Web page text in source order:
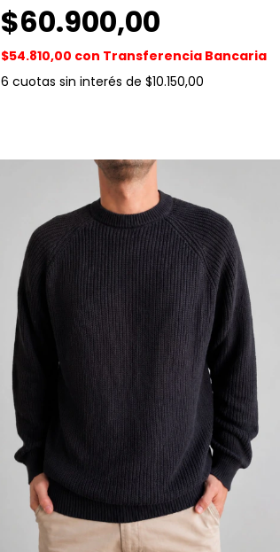
$60.900,00
$54.810,00 con Transferencia Bancaria
6 cuotas sin interés de$10.150,00